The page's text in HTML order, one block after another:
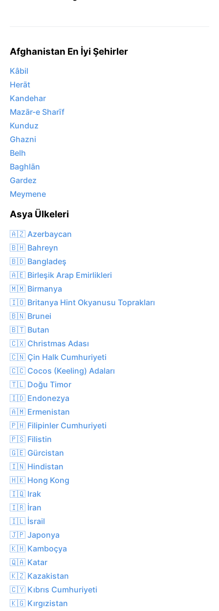
Afghanistan En İyi Şehirler
Kâbil
Herāt
Kandehar
Mazār-e Sharīf
Kunduz
Ghazni
Belh
Baghlān
Gardez
Meymene
Asya Ülkeleri
🇦🇿 Azerbaycan
🇧🇭 Bahreyn
🇧🇩 Bangladeş
🇦🇪 Birleşik Arap Emirlikleri
🇲🇲 Birmanya
🇮🇴 Britanya Hint Okyanusu Toprakları
🇧🇳 Brunei
🇧🇹 Butan
🇨🇽 Christmas Adası
🇨🇳 Çin Halk Cumhuriyeti
🇨🇨 Cocos (Keeling) Adaları
🇹🇱 Doğu Timor
🇮🇩 Endonezya
🇦🇲 Ermenistan
🇵🇭 Filipinler Cumhuriyeti
🇵🇸 Filistin
🇬🇪 Gürcistan
🇮🇳 Hindistan
🇭🇰 Hong Kong
🇮🇶 Irak
🇮🇷 İran
🇮🇱 İsrail
🇯🇵 Japonya
🇰🇭 Kamboçya
🇶🇦 Katar
🇰🇿 Kazakistan
🇨🇾 Kıbrıs Cumhuriyeti
🇰🇬 Kırgızistan